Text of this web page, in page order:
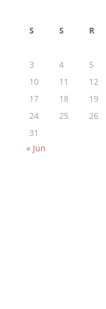
S S R
3
4 5
10
11 12
17
18 19
24
25 26
31
« Jun